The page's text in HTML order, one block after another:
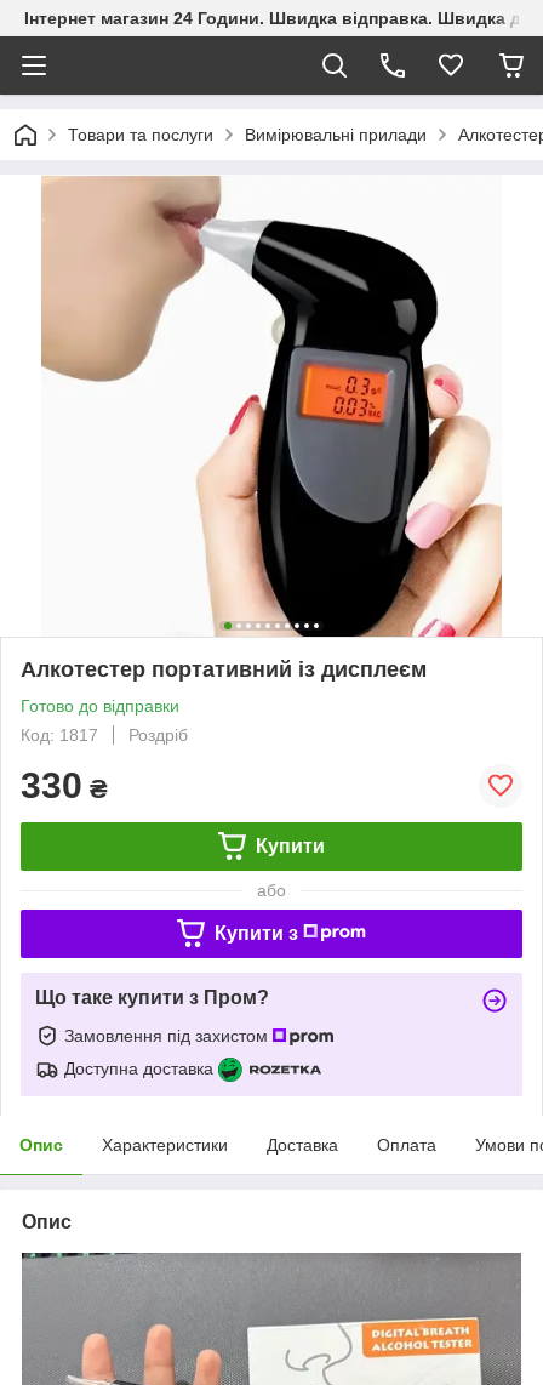
Інтернет магазин 24 Години. Швидка відправка. Швидка
Товари та послуги Вимірювальні прилади
Алкотестер портативний із дисплеєм
Готово до відправки
Код: 1817
Роздріб
330 ₴
Купити
або
Купити з
Що таке купити з Пром?
Замовлення під захистом
Доступна доставка
Опис Характеристики Доставка Оплата Умови
Опис